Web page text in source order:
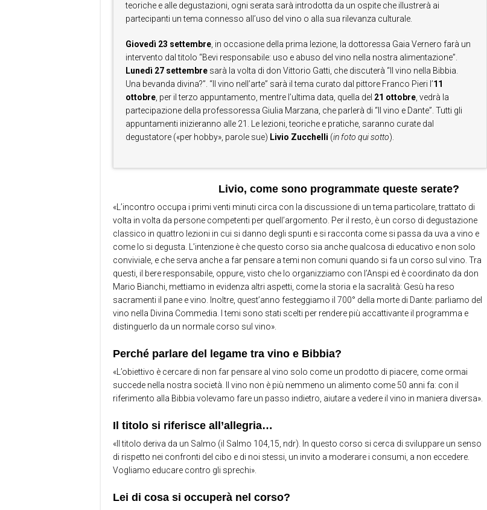
teoriche e alle degustazioni, ogni serata sarà introdotta da un ospite che illustrerà ai
partecipanti un tema connesso all’uso del vino o alla sua rilevanza culturale.
Giovedì 23 settembre, in occasione della prima lezione, la dottoressa Gaia Vernero farà un
intervento dal titolo “Bevi responsabile: uso e abuso del vino nella nostra alimentazione”.
Lunedì 27 settembre sarà la volta di don Vittorio Gatti, che discuterà “Il vino nella Bibbia.
Una bevanda divina?”. “Il vino nell’arte” sarà il tema curato dal pittore Franco Pieri l’11
ottobre, per il terzo appuntamento, mentre l’ultima data, quella del 21 ottobre, vedrà la
partecipazione della professoressa Giulia Marzana, che parlerà di “Il vino e Dante”. Tutti gli
appuntamenti inizieranno alle 21. Le lezioni, teoriche e pratiche, saranno curate dal
degustatore («per hobby», parole sue) Livio Zucchelli (in foto qui sotto).
Livio, come sono programmate queste serate?
«L’incontro occupa i primi venti minuti circa con la discussione di un tema particolare, trattato di
volta in volta da persone competenti per quell’argomento. Per il resto, è un corso di degustazione
classico in quattro lezioni in cui si danno degli spunti e si racconta come si passa da uva a vino e
come lo si degusta. L’intenzione è che questo corso sia anche qualcosa di educativo e non solo
conviviale, e che serva anche a far pensare a temi non comuni quando si fa un corso sul vino. Tra
questi, il bere responsabile, oppure, visto che lo organizziamo con l’Anspi ed è coordinato da don
Mario Bianchi, mettiamo in evidenza altri aspetti, come la storia e la sacralità: Gesù ha reso
sacramenti il pane e vino. Inoltre, quest’anno festeggiamo il 700° della morte di Dante: parliamo del
vino nella Divina Commedia. I temi sono stati scelti per rendere più accattivante il programma e
distinguerlo da un normale corso sul vino».
Perché parlare del legame tra vino e Bibbia?
«L’obiettivo è cercare di non far pensare al vino solo come un prodotto di piacere, come ormai
succede nella nostra società. Il vino non è più nemmeno un alimento come 50 anni fa: con il
riferimento alla Bibbia volevamo fare un passo indietro, aiutare a vedere il vino in maniera diversa».
Il titolo si riferisce all’allegria…
«Il titolo deriva da un Salmo (il Salmo 104,15, ndr). In questo corso si cerca di sviluppare un senso
di rispetto nei confronti del cibo e di noi stessi, un invito a moderare i consumi, a non eccedere.
Vogliamo educare contro gli sprechi».
Lei di cosa si occuperà nel corso?